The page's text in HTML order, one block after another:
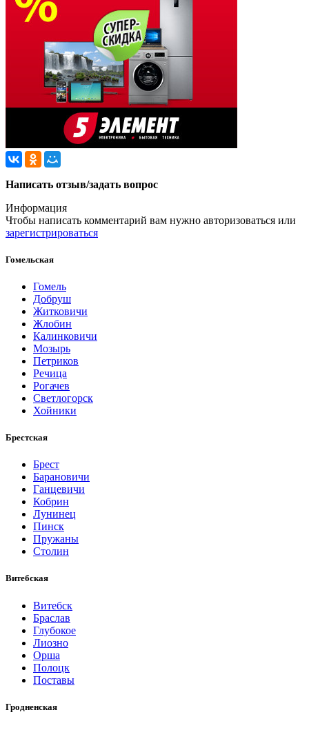
Написать отзыв/задать вопрос
Информация
Чтобы написать комментарий вам нужно авторизоваться или
зарегистрироваться
Гомельская
Гомель
Добруш
Житковичи
Жлобин
Калинковичи
Мозырь
Петриков
Речица
Рогачев
Светлогорск
Хойники
Брестская
Брест
Барановичи
Ганцевичи
Кобрин
Лунинец
Пинск
Пружаны
Столин
Витебская
Витебск
Браслав
Глубокое
Лиозно
Орша
Полоцк
Поставы
Гродненская